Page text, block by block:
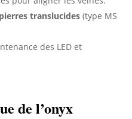
translucides (type MS
des LED et
de l’onyx